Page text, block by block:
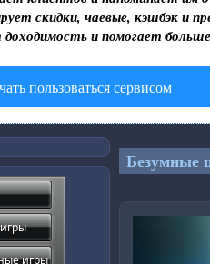
скидки, чаевые, кэшбэк и
доходимость и помогает
пользоваться сервисом
Безумные
игры